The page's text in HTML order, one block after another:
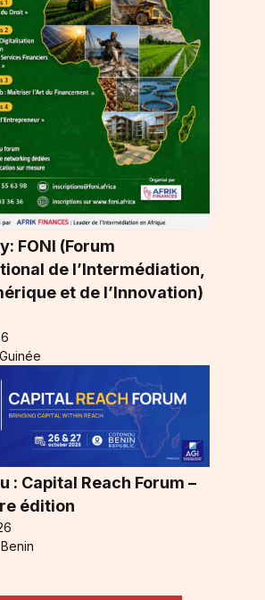
FONI (Forum
de l’Intermédiation,
et de l’Innovation)
: Capital Reach Forum –
édition